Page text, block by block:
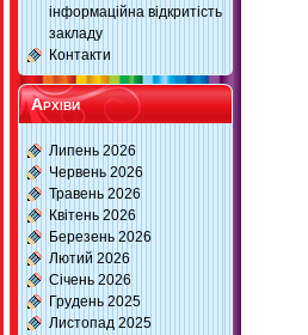
інформаційна відкритість
закладу
Контакти
Архіви
Липень 2026
Червень 2026
Травень 2026
Квітень 2026
Березень 2026
Лютий 2026
Січень 2026
Грудень 2025
Листопад 2025